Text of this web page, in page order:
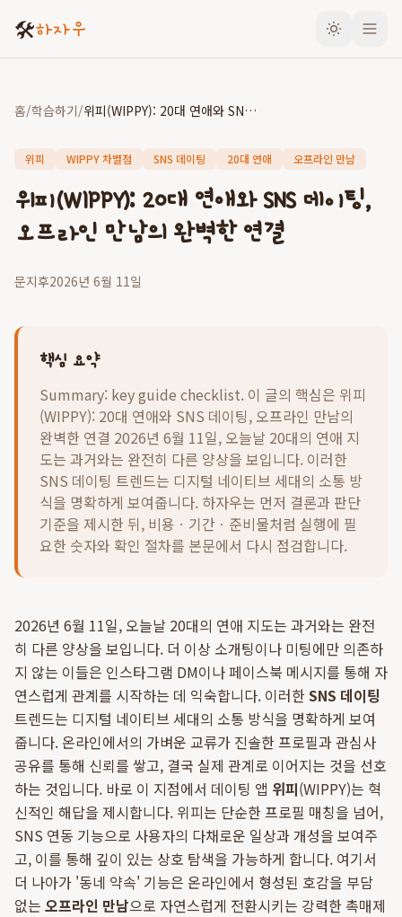
🛠️하자우
홈/학습하기/ 위피(WIPPY): 20대 연애와 SNS 데이팅, 오프라인 만남의 완벽한 연결
위피 WIPPY 차별점 SNS 데이팅 20대 연애 오프라인 만남
위피(WIPPY): 20대 연애와 SNS 데이팅,
오프라인 만남의 완벽한 연결
문지후2026년 6월 11일
핵심 요약
Summary: key guide checklist. 이 글의 핵심은 위피
(WIPPY): 20대 연애와 SNS 데이팅, 오프라인 만남의
완벽한 연결 2026년 6월 11일, 오늘날 20대의 연애 지
도는 과거와는 완전히 다른 양상을 보입니다. 이러한
SNS 데이팅 트렌드는 디지털 네이티브 세대의 소통 방
식을 명확하게 보여줍니다. 하자우는 먼저 결론과 판단
기준을 제시한 뒤, 비용ㆍ기간ㆍ준비물처럼 실행에 필
요한 숫자와 확인 절차를 본문에서 다시 점검합니다.
2026년 6월 11일, 오늘날 20대의 연애 지도는 과거와는 완전
히 다른 양상을 보입니다. 더 이상 소개팅이나 미팅에만 의존하
지 않는 이들은 인스타그램 DM이나 페이스북 메시지를 통해 자
연스럽게 관계를 시작하는 데 익숙합니다. 이러한SNS 데이팅
트렌드는 디지털 네이티브 세대의 소통 방식을 명확하게 보여
줍니다. 온라인에서의 가벼운 교류가 진솔한 프로필과 관심사
공유를 통해 신뢰를 쌓고, 결국 실제 관계로 이어지는 것을 선호
하는 것입니다. 바로 이 지점에서 데이팅 앱 위피(WIPPY)는 혁
신적인 해답을 제시합니다. 위피는 단순한 프로필 매칭을 넘어,
SNS 연동 기능으로 사용자의 다채로운 일상과 개성을 보여주
고, 이를 통해 깊이 있는 상호 탐색을 가능하게 합니다. 여기서
더 나아가 '동네 약속' 기능은 온라인에서 형성된 호감을 부담
없는 오프라인 만남으로 자연스럽게 전환시키는 강력한 촉매제